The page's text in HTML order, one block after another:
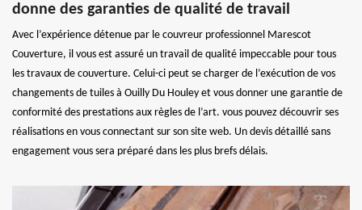
donne des garanties de qualité de travail
Avec l’expérience détenue par le couvreur professionnel Marescot
Couverture, il vous est assuré un travail de qualité impeccable pour tous
les travaux de couverture. Celui-ci peut se charger de l’exécution de vos
changements de tuiles à Ouilly Du Houley et vous donner une garantie de
conformité des prestations aux règles de l’art. vous pouvez découvrir ses
réalisations en vous connectant sur son site web. Un devis détaillé sans
engagement vous sera préparé dans les plus brefs délais.